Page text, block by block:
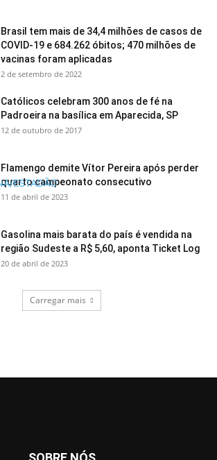
Brasil tem mais de 34,4 milhões de casos de
COVID-19 e 684.262 óbitos; 470 milhões de
vacinas foram aplicadas
2 de setembro de 2022
Católicos celebram 300 anos de fé na
Padroeira na basílica em Aparecida, SP
12 de outubro de 2017
Flamengo demite Vítor Pereira após perder
quarto campeonato consecutivo
11 de abril de 2023
Gasolina mais barata do país é vendida na
região Sudeste a R$ 5,60, aponta Ticket Log
20 de abril de 2023
Carregar mais